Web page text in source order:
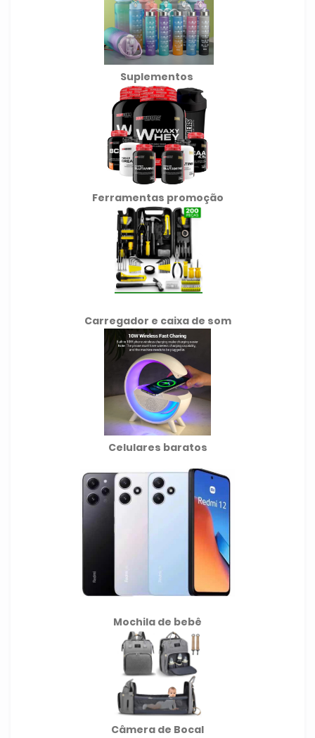
Suplementos
Ferramentas promoção
Carregador e caixa de som
Celulares baratos
Mochila de bebê
Câmera de Bocal